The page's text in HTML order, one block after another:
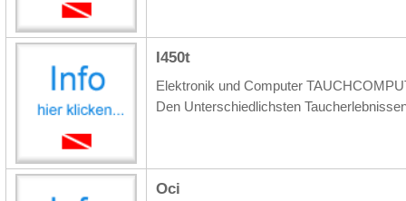
I450t
Elektronik und Computer
Den Unterschiedlichsten
Oci